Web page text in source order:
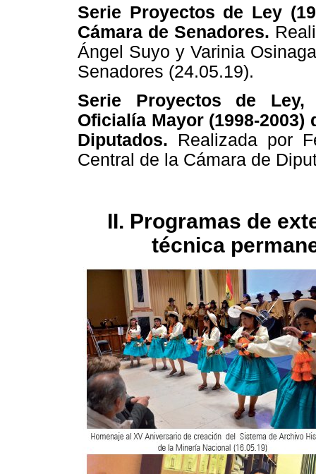
Serie Proyectos de Ley
Cámara de Senadores.
Ángel Suyo y Varinia
Senadores (24.05.19).
Serie Proyectos de Ley,
Oficialía Mayor (1998-
Diputados. Realizada por
Central de la Cámara de
II. Programas de
técnica